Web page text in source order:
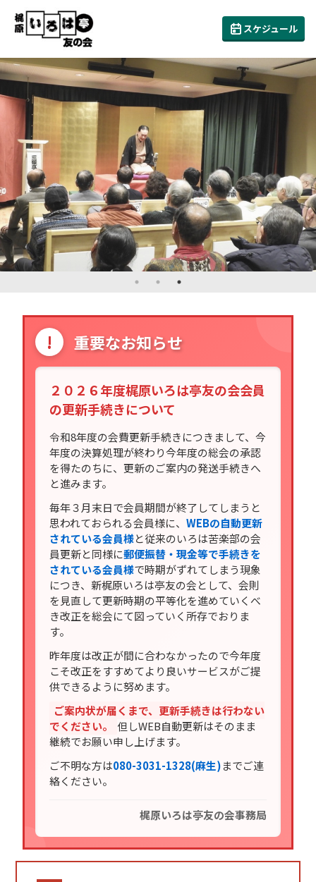
スケジュール
! 重要なお知らせ
２０２６年度梶原いろは亭友の会会員
の更新手続きについて
令和8年度の会費更新手続きにつきまして、今
年度の決算処理が終わり今年度の総会の承認
を得たのちに、更新のご案内の発送手続きへ
と進みます。
毎年３月末日で会員期間が終了してしまうと
思われておられる会員様に、WEBの自動更新
されている会員様と従来のいろは苦楽部の会
員更新と同様に郵便振替・現金等で手続きを
されている会員様で時期がずれてしまう現象
につき、新梶原いろは亭友の会として、会則
を見直して更新時期の平等化を進めていくべ
き改正を総会にて図っていく所存でおりま
す。
昨年度は改正が間に合わなかったので今年度
こそ改正をすすめてより良いサービスがご提
供できるように努めます。
ご案内状が届くまで、更新手続きは行わない
でください。
但しWEB自動更新はそのまま
継続でお願い申し上げます。
ご不明な方は080-3031-1328(麻生)までご連
絡ください。
梶原いろは亭友の会事務局